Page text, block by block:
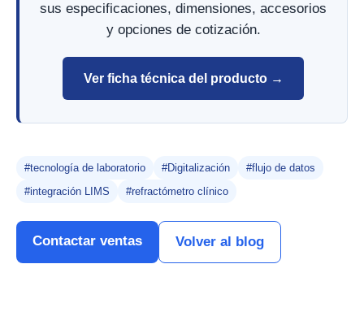
sus especificaciones, dimensiones, accesorios
y opciones de cotización.
Ver ficha técnica del producto →
#tecnología de laboratorio #Digitalización
#flujo de datos
#integración LIMS
#refractómetro clínico
Contactar ventas Volver al blog